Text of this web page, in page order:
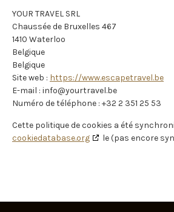
YOUR TRAVEL SRL
Chaussée de Bruxelles 467
1410 Waterloo
Belgique
Belgique
Site web : https://www.escapetravel.be
E-mail : info@yourtravel.be
Numéro de téléphone : +32 2 351 25 53
Cette politique de cookies a été
cookiedatabase.org
le (pas encore